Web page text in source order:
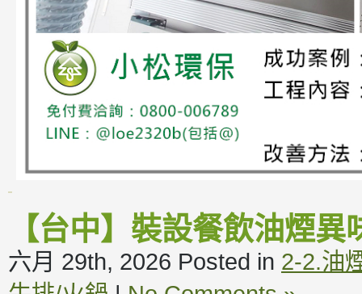
【台中】裝設餐飲油煙
六月 29th, 2026 Posted in 2-2.油